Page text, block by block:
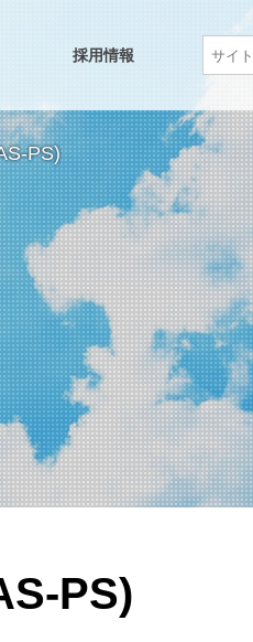
採用情報
PS)
PS)